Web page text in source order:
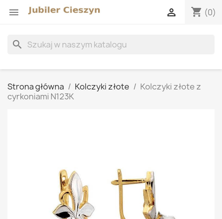
 shopping_cart (0)

search
Strona główna Kolczyki złote
Kolczyki złote z
cyrkoniami N123K